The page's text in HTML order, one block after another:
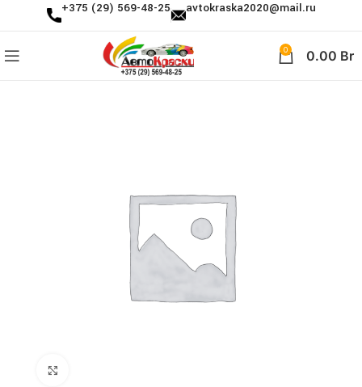
+375 (29) 569-48-25 avtokraska2020@mail.ru
0 0.00 Br